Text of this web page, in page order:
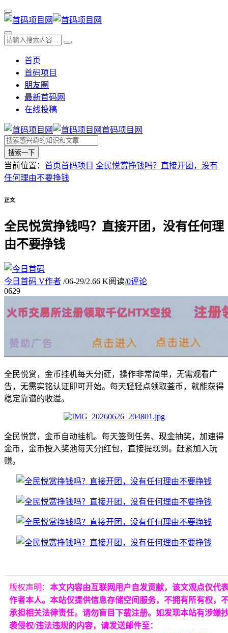
首页
首码项目
朋友圈
最新首码网
在线投稿
首码项目网
搜索一下
当前位置： 首页首码项目 全民悦赏挣钱吗？直接开团，没有
任何理由不要挣钱
正文
全民悦赏挣钱吗？直接开团，没有任何理
由不要挣钱
今日首码 V作者 /06-29/2.66 K阅读/0评论
0629
全民悦赏，金币挂机每天分|葒，操作非常简単，无需观看广
告，无需实铭认证即可开始。每天轻轻点领取菳币，就能获得
稳定靠谱的收溢。
全民悦赏，金币自动挂机。每天签到任务、现金抽奖，加速得
金币，金币投入奖池每天分|红包，直接提现到。赶紧加入玩
赚。
版权声明： 本文内容由互联网用户自发贡献，该文观点仅代
作者本人。本站仅提供信息存储空间服务，不拥有所有权，
承担相关法律责任。请勿盲目下载注册。如发现本站有涉嫌
袭侵权/违法违规的内容，请发送邮件至：